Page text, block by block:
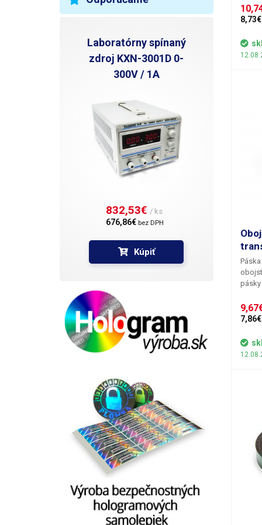
Laboratórny spínaný
zdroj KXN-3001D 0-
300V / 1A
832,53€ / ks
676,86€ bez DPH
Kúpiť
skôr
10
8,73€
farba
7,86€